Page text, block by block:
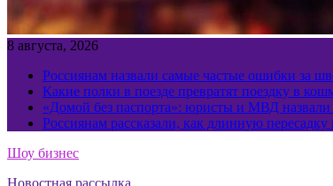
8 августа, 2026
Россиянам назвали самые частые ошибки за
Какие полки в поезде превратят поездку в
«Домой без паспорта»: юристы и МВД назвали
Россиянам рассказали, как длинную
Шоу бизнес
Новостная рассылка